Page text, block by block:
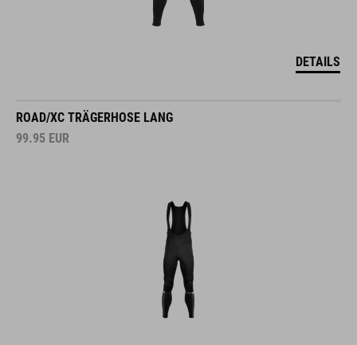
DETAILS
ROAD/XC TRÄGERHOSE LANG
99.95 EUR